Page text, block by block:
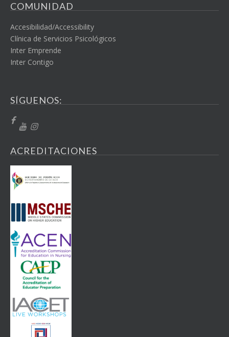
COMUNIDAD
Accesibilidad/Accessibility
Clínica de Servicios Psicológicos
Inter Emprende
Inter Contigo
SÍGUENOS:
ACREDITACIONES